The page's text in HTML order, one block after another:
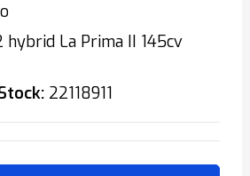
hybrid La Prima II 145cv
22118911